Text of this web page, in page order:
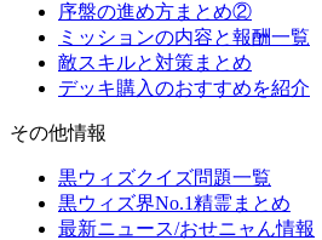
序盤の進め方まとめ②
ミッションの内容と報酬一覧
敵スキルと対策まとめ
デッキ購入のおすすめを紹介
その他情報
黒ウィズクイズ問題一覧
黒ウィズ界No.1精霊まとめ
最新ニュース/おせニャん情報